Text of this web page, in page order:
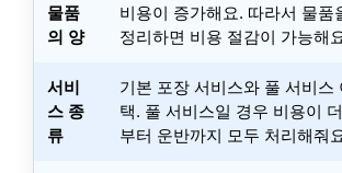
물품
의 양
비용이 증가해요. 따라서 물품
정리하면 비용 절감이 가능해
서비
스 종
류
기본 포장 서비스와 풀 서비스
택. 풀 서비스일 경우 비용이
부터 운반까지 모두 처리해줘